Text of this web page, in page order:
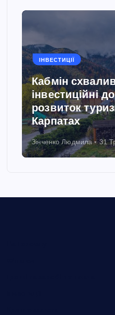
ІНВЕСТИЦІЇ
Кабмін
інвестиційні
розвиток
Карпатах
Зінченко Людмила 31